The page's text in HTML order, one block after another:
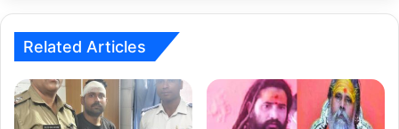
Related Articles